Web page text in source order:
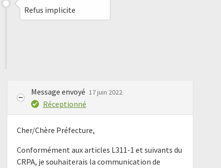
Refus implicite
Message envoyé 17 juin 2022
Réceptionné
Cher/Chère Préfecture,
Conformément aux articles L311-1 et suivants du
CRPA, je souhaiterais la communication de